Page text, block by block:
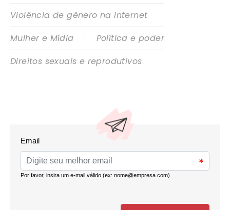
Violência de gênero na internet
Mulher e Mídia
|
Política e poder
Direitos sexuais e reprodutivos